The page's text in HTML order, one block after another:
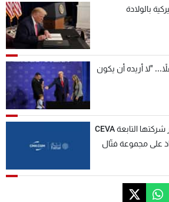
بالولادة
"لا أريده أن يكون
مجموعة CMA CGM عبر شركتها التابعة CEVA